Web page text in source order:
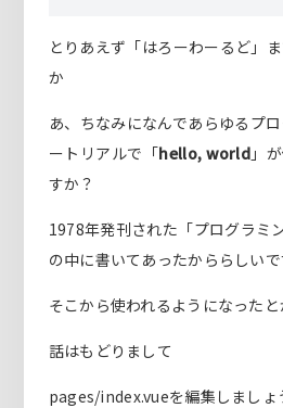
とりあえず「はろーわーるど」
か
あ、ちなみになんであらゆるプ
ートリアルで「hello, world 」
すか？
1978年発刊された「プログラミ
の中に書いてあったかららしいで
そこから使われるようになったと
話はもどりまして
pages/index.vueを編集しましょ